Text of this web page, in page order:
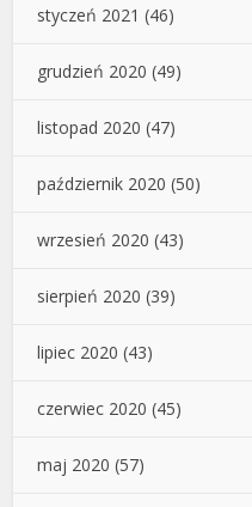
styczeń 2021 (46)
grudzień 2020 (49)
listopad 2020 (47)
październik 2020 (50)
wrzesień 2020 (43)
sierpień 2020 (39)
lipiec 2020 (43)
czerwiec 2020 (45)
maj 2020 (57)